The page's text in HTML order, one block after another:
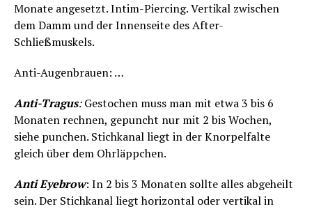
Monate angesetzt. Intim-Piercing. Vertikal zwischen
dem Damm und der Innenseite des After-
Schließmuskels.
Anti-Augenbrauen: …
Anti-Tragus:Gestochen muss man mit etwa 3 bis 6
Monaten rechnen, gepuncht nur mit 2 bis Wochen,
siehe punchen. Stichkanal liegt in der Knorpelfalte
gleich über dem Ohrläppchen.
Anti Eyebrow: In 2 bis 3 Monaten sollte alles abgeheilt
sein. Der Stichkanal liegt horizontal oder vertikal in